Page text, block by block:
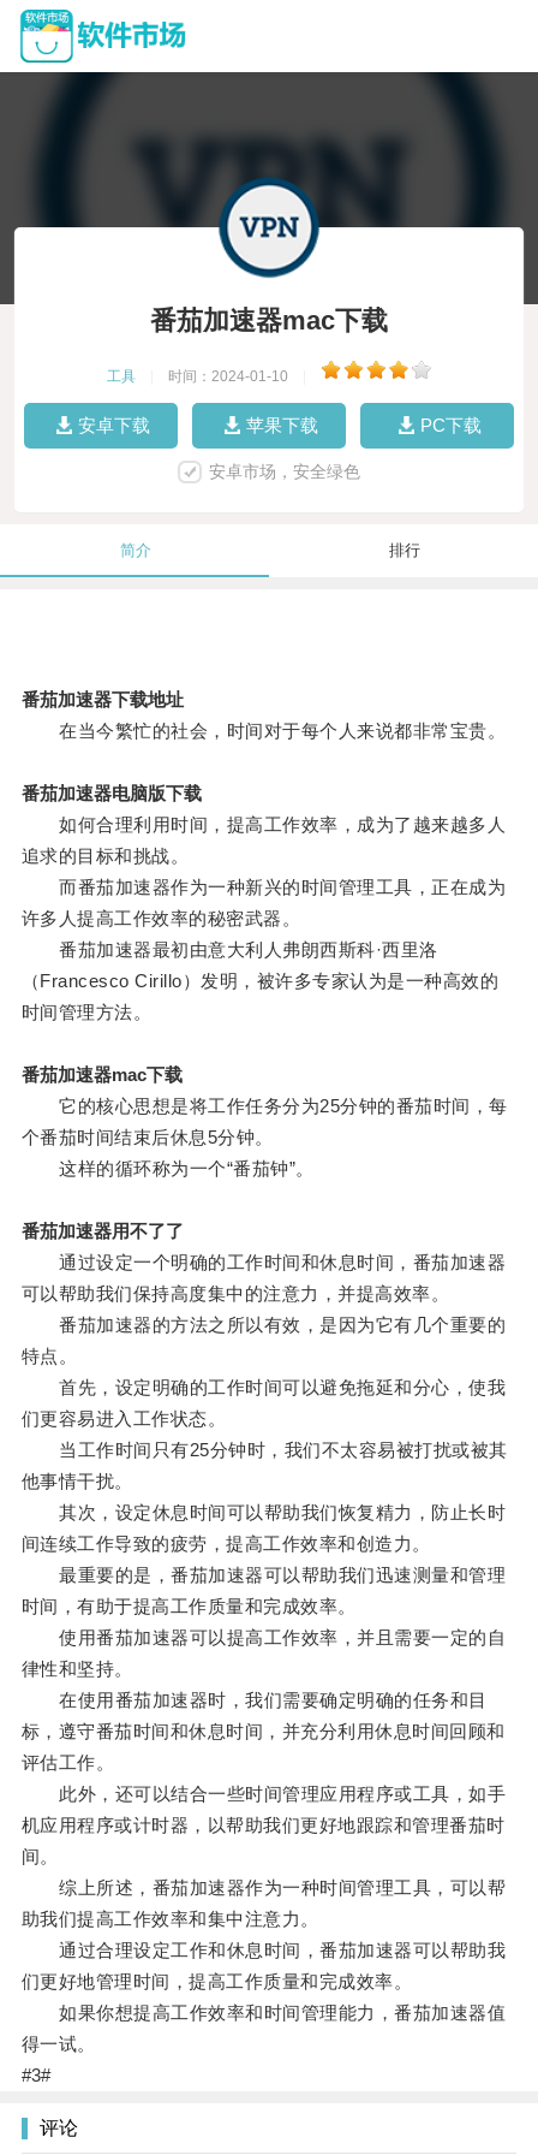
番茄加速器mac下载
工具 时间：2024-01-10
安卓下载 苹果下载 PC下载
安卓市场，安全绿色
简介 排行
番茄加速器下载地址
在当今繁忙的社会，时间对于每个人来说都非常宝贵。
番茄加速器电脑版下载
如何合理利用时间，提高工作效率，成为了越来越多人
追求的目标和挑战。
而番茄加速器作为一种新兴的时间管理工具，正在成为
许多人提高工作效率的秘密武器。
番茄加速器最初由意大利人弗朗西斯科·西里洛
（Francesco Cirillo）发明，被许多专家认为是一种高效的
时间管理方法。
番茄加速器mac下载
它的核心思想是将工作任务分为25分钟的番茄时间，每
个番茄时间结束后休息5分钟。
这样的循环称为一个“番茄钟”。
番茄加速器用不了了
通过设定一个明确的工作时间和休息时间，番茄加速器
可以帮助我们保持高度集中的注意力，并提高效率。
番茄加速器的方法之所以有效，是因为它有几个重要的
特点。
首先，设定明确的工作时间可以避免拖延和分心，使我
们更容易进入工作状态。
当工作时间只有25分钟时，我们不太容易被打扰或被其
他事情干扰。
其次，设定休息时间可以帮助我们恢复精力，防止长时
间连续工作导致的疲劳，提高工作效率和创造力。
最重要的是，番茄加速器可以帮助我们迅速测量和管理
时间，有助于提高工作质量和完成效率。
使用番茄加速器可以提高工作效率，并且需要一定的自
律性和坚持。
在使用番茄加速器时，我们需要确定明确的任务和目
标，遵守番茄时间和休息时间，并充分利用休息时间回顾和
评估工作。
此外，还可以结合一些时间管理应用程序或工具，如手
机应用程序或计时器，以帮助我们更好地跟踪和管理番茄时
间。
综上所述，番茄加速器作为一种时间管理工具，可以帮
助我们提高工作效率和集中注意力。
通过合理设定工作和休息时间，番茄加速器可以帮助我
们更好地管理时间，提高工作质量和完成效率。
如果你想提高工作效率和时间管理能力，番茄加速器值
得一试。
#3#
评论